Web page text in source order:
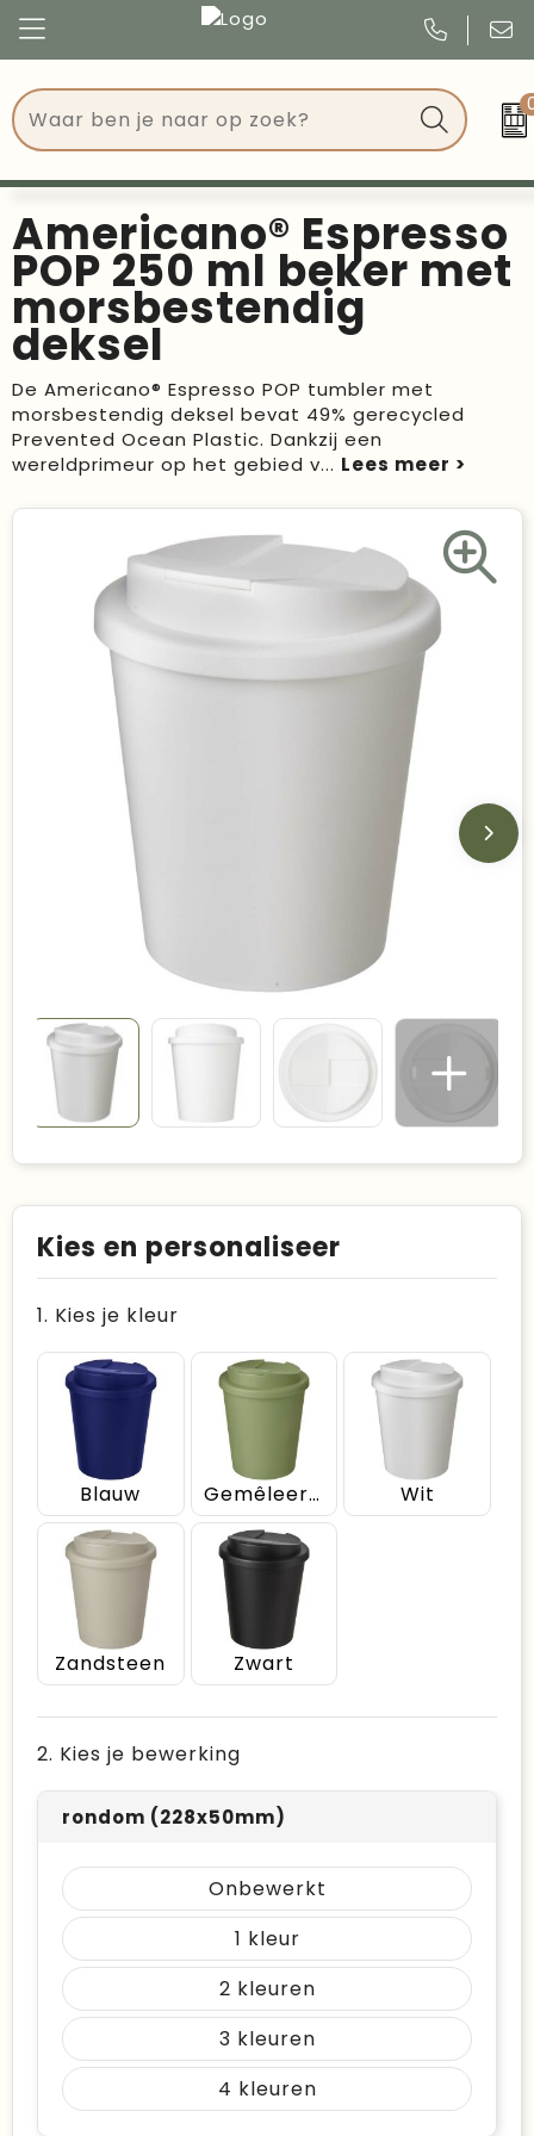
Tassen
Drinkwaren
Events
Give Aways
Geschenken
Kantoorartikelen
Duurzame keuzes
Made in Europe
Recycled
Bestsellers
Congres
Events
Kerst
Verjaardagen
Voetbal, EK en WK
Americano® Espresso
POP 250 ml beker met
morsbestendig
deksel
De Americano® Espresso POP tumbler met
morsbestendig deksel bevat 49% gerecycled
Prevented Ocean Plastic. Dankzij een
wereldprimeur op het gebied v...
Kies en personaliseer
1. Kies je kleur
Blauw Gemêleerd groen Wit
Zandsteen Zwart
2. Kies je bewerking
rondom (228x50mm)
Onbewerkt
1
2
3
4